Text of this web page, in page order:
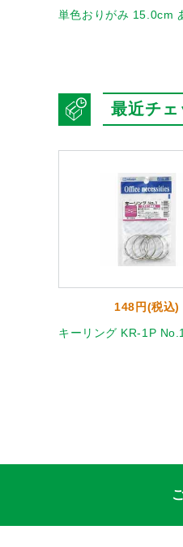
単色おりがみ 15.0cm
最近チ
148円(税込)
キーリング KR-1P